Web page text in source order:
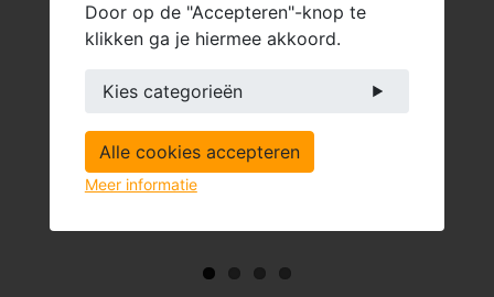
Door op de "Accepteren"-knop te
klikken ga je hiermee akkoord.
Kies categorieën
Alle cookies accepteren
Meer informatie